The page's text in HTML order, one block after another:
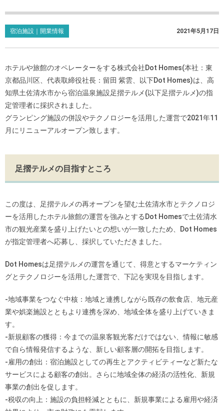
宿泊施設｜開業情報 2021年5月17日
ホテルや旅館のオペレーターをする株式会社Dot Homes(本社：東
京都品川区、代表取締役社長：留田 紫雲、以下Dot Homes)は、高
知県土佐清水市から宿泊温泉施設足摺テルメ(以下足摺テルメ)の指
定管理者に採択されました。
グランピング施設の併設やテクノロジーを活用した運営で2021年11
月にリニューアルオープン致します。
足摺テルメの目指すところ
この度は、足摺テルメの再オープンを望む土佐清水市とテクノロジ
ーを活用したホテル旅館の運営を強みとするDot Homesで土佐清水
市の観光産業を盛り上げたいとの想いが一致したため、Dot Homes
が指定管理者へ応募し、採択していただきました。
Dot Homesは足摺テルメの運営を通じて、得意とするマーケティン
グとテクノロジーを活用した運営で、下記を実現を目指します。
‐地域事業をつなぐ中核：地域と連携しながら既存の飲食店、地元産
業や娯楽施設とともより連携を深め、地域全体を盛り上げていき ま
す。
‐新規顧客の獲得：今までの温泉客観光客だけではない、情報に敏感
で自ら情報発信するような、新しい顧客層の開拓を目指します。
‐雇用の創出：宿泊施設としての再生とアクティビティーなど新たな
サービスによる顧客の創出。さらに地域全体の経済の活性化、新規
事業の創出を促します。
‐税収の向上：施設の負担軽減とともに、新規事業による雇用や経済